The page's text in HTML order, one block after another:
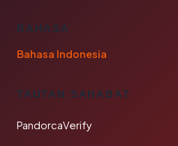
BAHASA
Bahasa Indonesia
TAUTAN SAHABAT
PandorcaVerify